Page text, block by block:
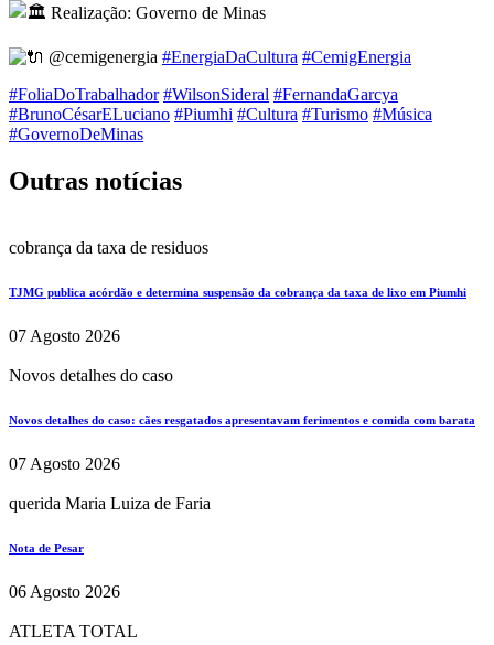
Realização: Governo de Minas
@cemigenergia #EnergiaDaCultura #CemigEnergia
#FoliaDoTrabalhador #WilsonSideral #FernandaGarcya
#BrunoCésarELuciano #Piumhi #Cultura #Turismo #Música
#GovernoDeMinas
Outras notícias
cobrança da taxa de residuos
TJMG publica acórdão e determina suspensão da cobrança da taxa de lixo em Piumhi
07 Agosto 2026
Novos detalhes do caso
Novos detalhes do caso: cães resgatados apresentavam ferimentos e comida com barata
07 Agosto 2026
querida Maria Luiza de Faria
Nota de Pesar
06 Agosto 2026
ATLETA TOTAL